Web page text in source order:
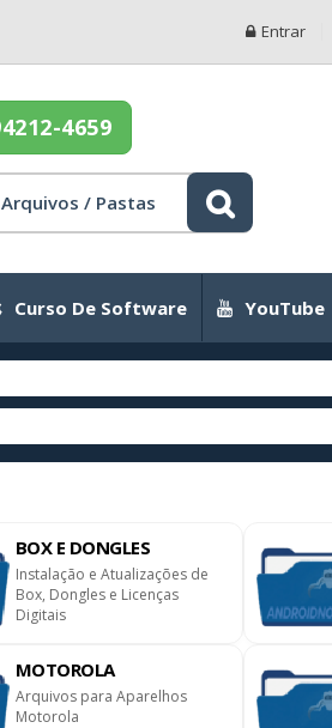
Entrar
4659
Arquivos / Pastas
Curso De Software YouTube
BOX E DONGLES
Instalação e Atualizações de
Box, Dongles e Licenças
Digitais
MOTOROLA
Arquivos para Aparelhos
Motorola